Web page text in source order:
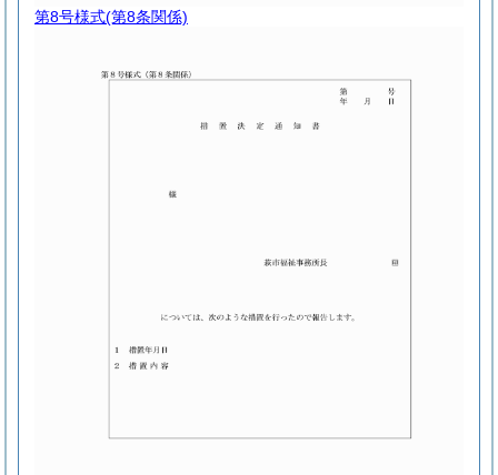
第8号様式(第8条関係)